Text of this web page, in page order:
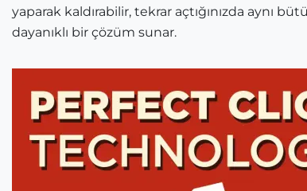
yaparak kaldırabilir, tekrar açtığınızda aynı
dayanıklı bir çözüm sunar.